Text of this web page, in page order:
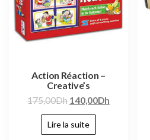
Action Réaction –
Creative’s
175,00Dh 140,00Dh
Lire la suite